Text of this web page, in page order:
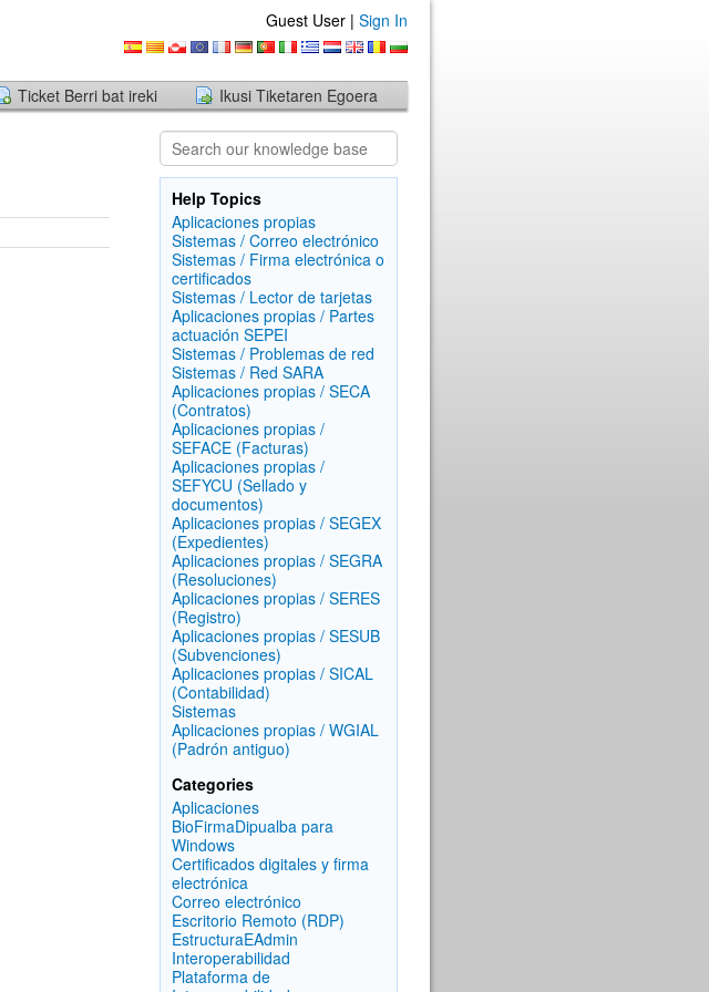
Guest User | Sign In
Ticket Berri bat ireki Ikusi Tiketaren Egoera
Help Topics
Aplicaciones propias
Sistemas / Correo electrónico
Sistemas / Firma electrónica o
certificados
Sistemas / Lector de tarjetas
Aplicaciones propias / Partes
actuación SEPEI
Sistemas / Problemas de red
Sistemas / Red SARA
Aplicaciones propias / SECA
(Contratos)
Aplicaciones propias /
SEFACE (Facturas)
Aplicaciones propias /
SEFYCU (Sellado y
documentos)
Aplicaciones propias / SEGEX
(Expedientes)
Aplicaciones propias / SEGRA
(Resoluciones)
Aplicaciones propias / SERES
(Registro)
Aplicaciones propias / SESUB
(Subvenciones)
Aplicaciones propias / SICAL
(Contabilidad)
Sistemas
Aplicaciones propias / WGIAL
(Padrón antiguo)
Categories
Aplicaciones
BioFirmaDipualba para
Windows
Certificados digitales y firma
electrónica
Correo electrónico
Escritorio Remoto (RDP)
EstructuraEAdmin
Interoperabilidad
Plataforma de